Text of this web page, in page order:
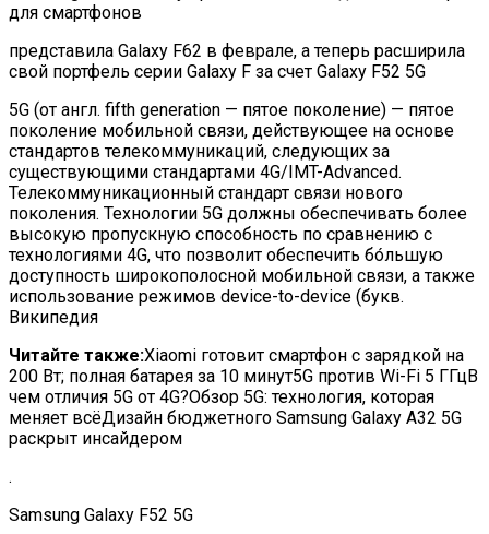
для смартфонов
представила Galaxy F62 в феврале, а теперь расширила
свой портфель серии Galaxy F за счет Galaxy F52 5G
5G (от англ. fifth generation — пятое поколение) — пятое
поколение мобильной связи, действующее на основе
стандартов телекоммуникаций, следующих за
существующими стандартами 4G/IMT-Advanced.
Телекоммуникационный стандарт связи нового
поколения. Технологии 5G должны обеспечивать более
высокую пропускную способность по сравнению с
технологиями 4G, что позволит обеспечить бо́льшую
доступность широкополосной мобильной связи, а также
использование режимов device-to-device (букв.
Википедия
Читайте также:Xiaomi готовит смартфон с зарядкой на
200 Вт; полная батарея за 10 минут5G против Wi-Fi 5 ГГцВ
чем отличия 5G от 4G?Обзор 5G: технология, которая
меняет всёДизайн бюджетного Samsung Galaxy A32 5G
раскрыт инсайдером
.
Samsung Galaxy F52 5G